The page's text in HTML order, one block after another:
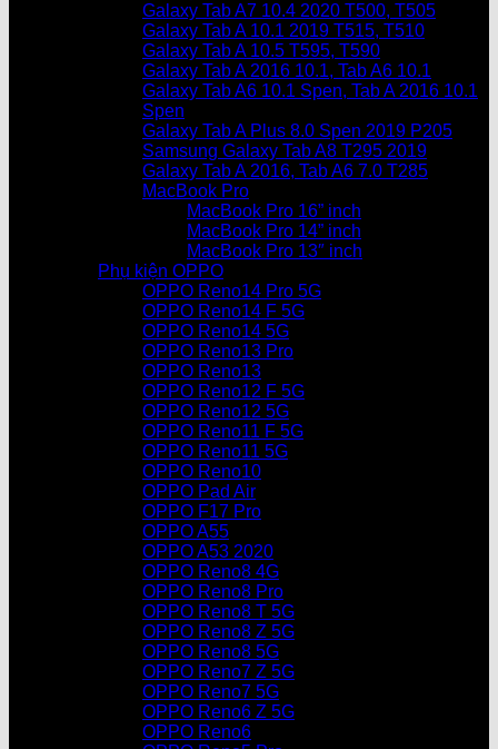
Galaxy Tab A7 10.4 2020 T500, T505
Galaxy Tab A 10.1 2019 T515, T510
Galaxy Tab A 10.5 T595, T590
Galaxy Tab A 2016 10.1, Tab A6 10.1
Galaxy Tab A6 10.1 Spen, Tab A 2016 10.1
Spen
Galaxy Tab A Plus 8.0 Spen 2019 P205
Samsung Galaxy Tab A8 T295 2019
Galaxy Tab A 2016, Tab A6 7.0 T285
MacBook Pro
MacBook Pro 16” inch
MacBook Pro 14” inch
MacBook Pro 13″ inch
Phụ kiện OPPO
OPPO Reno14 Pro 5G
OPPO Reno14 F 5G
OPPO Reno14 5G
OPPO Reno13 Pro
OPPO Reno13
OPPO Reno12 F 5G
OPPO Reno12 5G
OPPO Reno11 F 5G
OPPO Reno11 5G
OPPO Reno10
OPPO Pad Air
OPPO F17 Pro
OPPO A55
OPPO A53 2020
OPPO Reno8 4G
OPPO Reno8 Pro
OPPO Reno8 T 5G
OPPO Reno8 Z 5G
OPPO Reno8 5G
OPPO Reno7 Z 5G
OPPO Reno7 5G
OPPO Reno6 Z 5G
OPPO Reno6